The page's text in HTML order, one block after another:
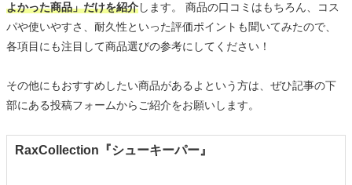
よかった商品」だけを紹介します。 商品の口コミはもちろん、コス
パや使いやすさ、耐久性といった評価ポイントも聞いてみたので、
各項目にも注目して商品選びの参考にしてください！
その他にもおすすめしたい商品があるよという方は、ぜひ記事の下
部にある投稿フォームからご紹介をお願いします。
RaxCollection『シューキーパー』